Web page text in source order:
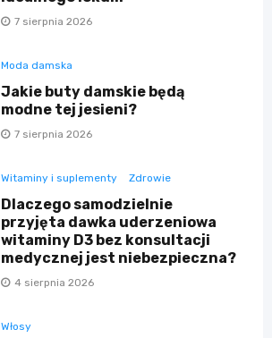
7 sierpnia 2026
Moda damska
Jakie buty damskie będą
modne tej jesieni?
7 sierpnia 2026
Witaminy i suplementy Zdrowie
Dlaczego samodzielnie
przyjęta dawka uderzeniowa
witaminy D3 bez konsultacji
medycznej jest niebezpieczna?
4 sierpnia 2026
Włosy